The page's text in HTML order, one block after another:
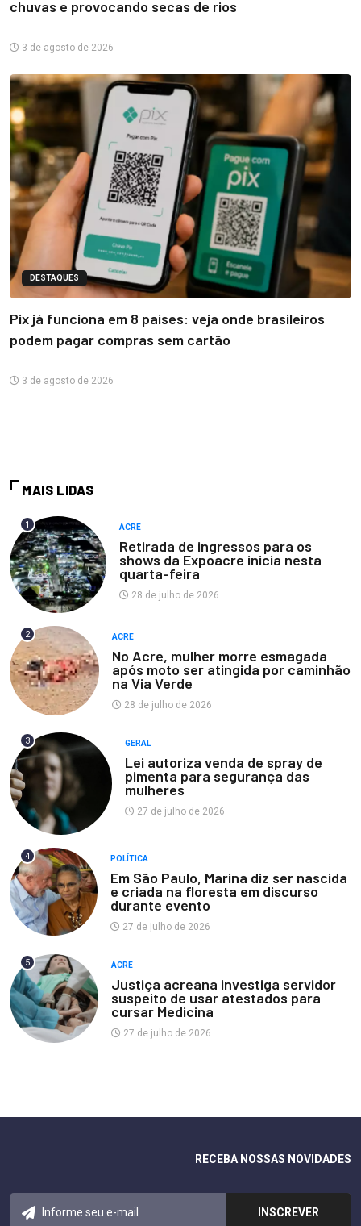
chuvas e provocando secas de rios
3 de agosto de 2026
DESTAQUES
Pix já funciona em 8 países: veja onde brasileiros
podem pagar compras sem cartão
3 de agosto de 2026
MAIS LIDAS
1 ACRE
Retirada de ingressos para os
shows da Expoacre inicia nesta
quarta-feira
28 de julho de 2026
2 ACRE
No Acre, mulher morre esmagada
após moto ser atingida por caminhão
na Via Verde
28 de julho de 2026
3 GERAL
Lei autoriza venda de spray de
pimenta para segurança das
mulheres
27 de julho de 2026
4 POLÍTICA
Em São Paulo, Marina diz ser nascida
e criada na floresta em discurso
durante evento
27 de julho de 2026
5 ACRE
Justiça acreana investiga servidor
suspeito de usar atestados para
cursar Medicina
27 de julho de 2026
RECEBA NOSSAS NOVIDADES